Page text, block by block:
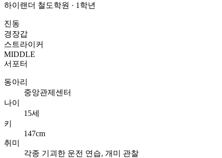
하이랜더 철도학원 · 1학년
진동
경장갑
스트라이커
MIDDLE
서포터
동아리
중앙관제센터
나이
15세
키
147cm
취미
각종 기괴한 운전 연습, 개미 관찰